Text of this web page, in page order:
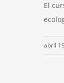
El
abril